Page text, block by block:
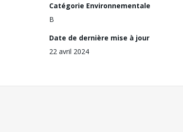
Catégorie Environnementale
B
Date de dernière mise à jour
22 avril 2024